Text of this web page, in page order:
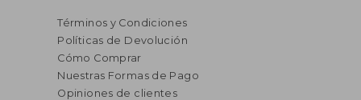
Términos y Condiciones
Políticas de Devolución
Cómo Comprar
Nuestras Formas de Pago
Opiniones de clientes